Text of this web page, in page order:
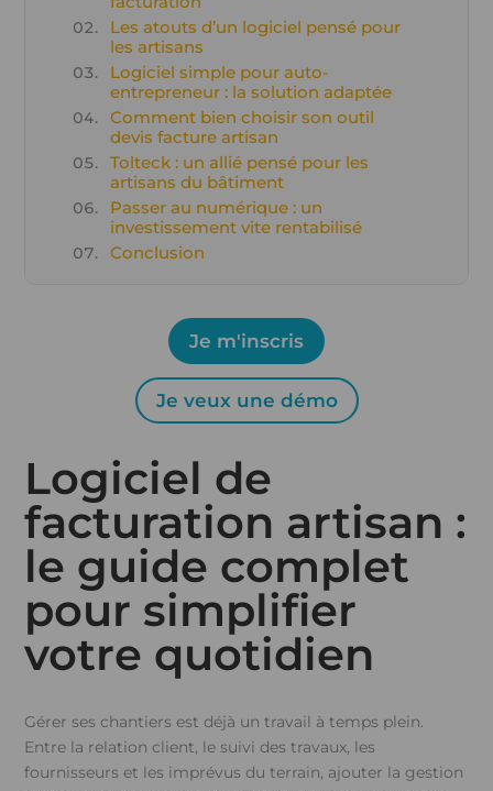
Les atouts d’un logiciel pensé pour
les artisans
Logiciel simple pour auto-
entrepreneur : la solution adaptée
Comment bien choisir son outil
devis facture artisan
Tolteck : un allié pensé pour les
artisans du bâtiment
Passer au numérique : un
investissement vite rentabilisé
Conclusion
Je m'inscris
Je veux une démo
Logiciel de
facturation artisan :
le guide complet
pour simplifier
votre quotidien
Gérer ses chantiers est déjà un travail à temps plein.
Entre la relation client, le suivi des travaux, les
fournisseurs et les imprévus du terrain, ajouter la gestion